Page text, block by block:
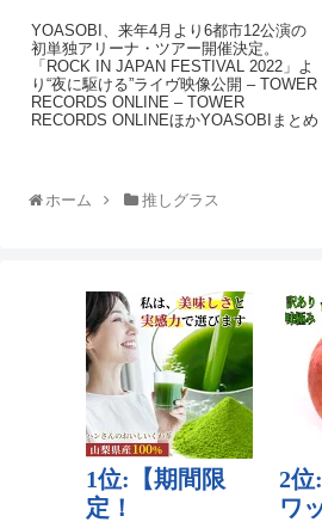
YOASOBI、来年4月より6都市12公演の
初単独アリーナ・ツアー開催決定。
「ROCK IN JAPAN FESTIVAL 2022」よ
り“夜に駆ける”ライヴ映像公開 – TOWER
RECORDS ONLINE – TOWER
RECORDS ONLINEほかYOASOBIまとめ
ホーム 推しグラス